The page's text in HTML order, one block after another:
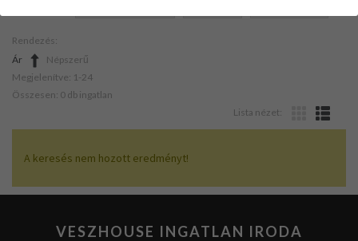
Rendezés:
Ár
Népszerű
Megjelenítve: 1-24
Összesen: 0 db ingatlan
Lista nézet:
A keresés nem hozott eredményt!
VESZHOUSE INGATLAN IRODA